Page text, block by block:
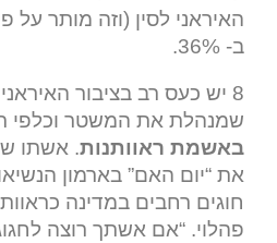
האיראני לסין (וזה מותר על
ב- 36%.
8 יש כעס רב בציבור
שמנהלת את המשטר וכלפי
באשמת ראוותנות. אשתו
את “יום האם” בארמון
חוגים רחבים במדינה
פהלוי. “אם אשתך רוצה